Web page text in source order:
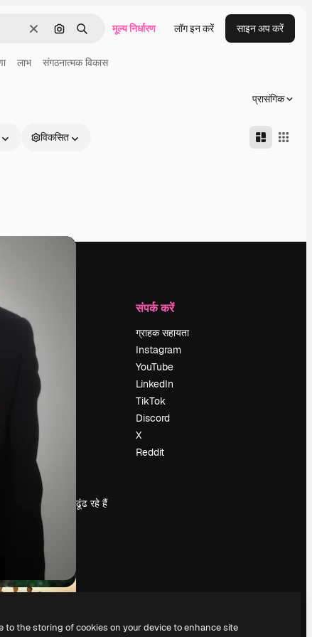
साफ़ इमेज से खोजें
खोजें मूल्य निर्धारण लॉग इन करें साइन अप करें
लाभ संगठनात्मक विकास
प्रासंगिक
विकसित
मूल्य निर्धारण
हमारे बारे में
रिव्यू
करियर
खोज रुझान
ब्लॉग
घटनाक्रम
Slidesgo
सामग्री बेचें
प्रेस कक्ष
magnific.ai ढूंढ रहे हैं
संपर्क करें
ग्राहक सहायता
Instagram
YouTube
LinkedIn
TikTok
Discord
X
Reddit
to the storing of cookies on your device to enhance site